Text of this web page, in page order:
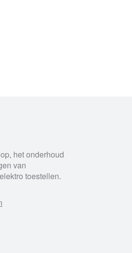
het onderhoud
van
toestellen.